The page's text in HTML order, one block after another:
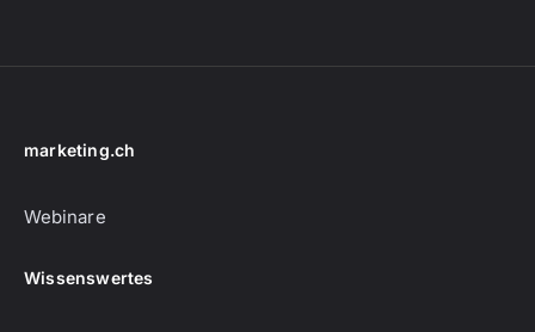
marketing.ch
Webinare
Wissenswertes